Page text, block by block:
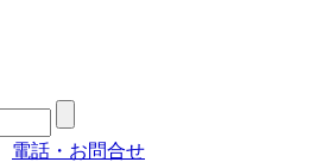
電話・お問合せ